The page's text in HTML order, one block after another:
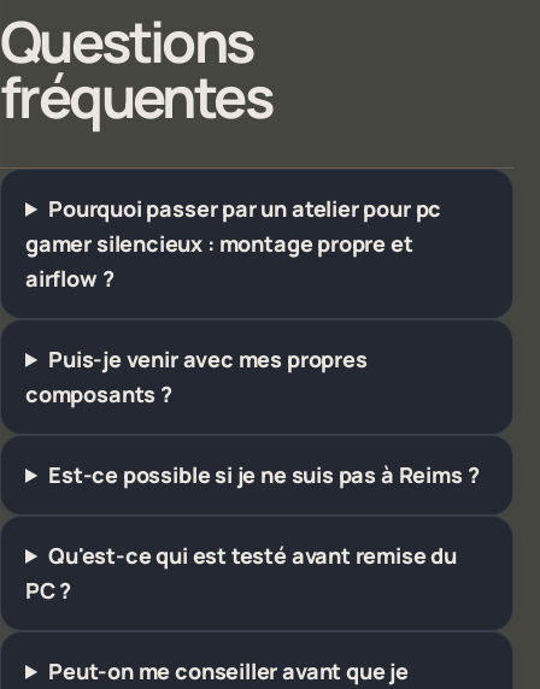
Questions
fréquentes
Pourquoi passer par un atelier pour pc
gamer silencieux : montage propre et
airflow ?
Puis-je venir avec mes propres
composants ?
Est-ce possible si je ne suis pas à Reims ?
Qu'est-ce qui est testé avant remise du
PC ?
Peut-on me conseiller avant que je